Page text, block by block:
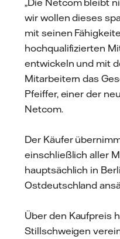
„Die Netcom bleibt
wir wollen dieses
mit seinen
hochqualifizierten
entwickeln und mit
Mitarbeitern das
Pfeiffer, einer der
Netcom.
Der Käufer
einschließlich aller
hauptsächlich in
Ostdeutschland
Über den Kaufpreis
Stillschweigen